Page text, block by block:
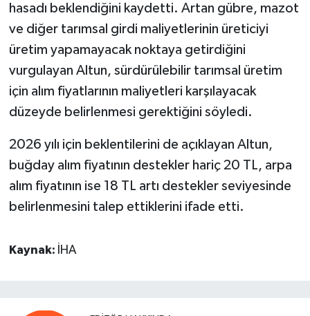
hasadı beklendiğini kaydetti. Artan gübre, mazot
ve diğer tarımsal girdi maliyetlerinin üreticiyi
üretim yapamayacak noktaya getirdiğini
vurgulayan Altun, sürdürülebilir tarımsal üretim
için alım fiyatlarının maliyetleri karşılayacak
düzeyde belirlenmesi gerektiğini söyledi.
2026 yılı için beklentilerini de açıklayan Altun,
buğday alım fiyatının destekler hariç 20 TL, arpa
alım fiyatının ise 18 TL artı destekler seviyesinde
belirlenmesini talep ettiklerini ifade etti.
Kaynak: İHA